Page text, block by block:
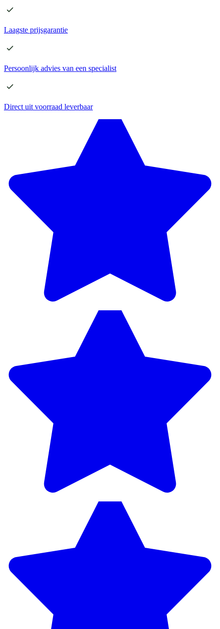
Laagste prijsgarantie
Persoonlijk advies van een specialist
Direct uit voorraad leverbaar